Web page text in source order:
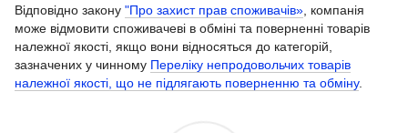
Відповідно закону "Про захист прав споживачів» , компанія
може відмовити споживачеві в обміні та поверненні товарів
належної якості, якщо вони відносяться до категорій,
зазначених у чинному Переліку непродовольчих товарів
належної якості, що не підлягають поверненню та обміну.